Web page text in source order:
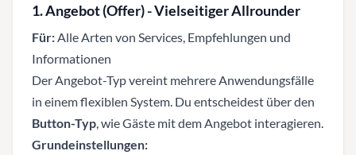
1. Angebot (Offer) - Vielseitiger Allrounder
Für:Alle Arten von Services, Empfehlungen und
Informationen
Der Angebot-Typ vereint mehrere Anwendungsfälle
in einem flexiblen System. Du entscheidest über den
Button-Typ, wie Gäste mit dem Angebot interagieren.
Grundeinstellungen: